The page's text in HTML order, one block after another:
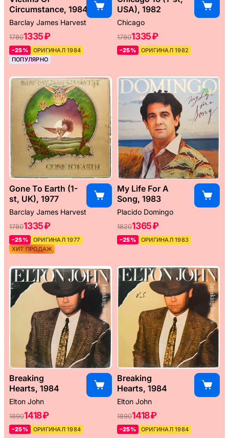
Circumstance, 1984
Barclay James Harvest
17801335 ₽
–25%
ОРИГИНАЛ 1984
ПОПУЛЯРНО
USA), 1982
Chicago
17801335 ₽
–25% ОРИГИНАЛ 1982
Gone To Earth (1-
st, UK), 1977
Barclay James Harvest
17801335 ₽
–25%
ОРИГИНАЛ 1977
ХИТ ПРОДАЖ
My Life For A
Song, 1983
Placido Domingo
18201365 ₽
–25% ОРИГИНАЛ 1983
Breaking
Hearts, 1984
Elton John
18901418 ₽
–25% ОРИГИНАЛ 1984
Breaking
Hearts, 1984
Elton John
18901418 ₽
–25% ОРИГИНАЛ 1984